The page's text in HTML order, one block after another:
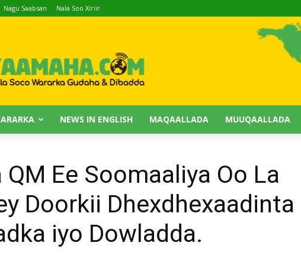
Nagu Saabsan Nala Soo Xiriir
NEWS IN ENGLISH MAQAALLADA MUUQAALLADA
Ee Soomaaliya Oo La
Doorkii Dhexdhexaadinta
iyo Dowladda.